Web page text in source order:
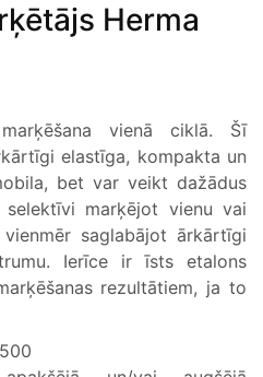
Herma
vienā ciklā. Šī
elastīga, kompakta un
bet var veikt dažādus
selektīvi marķējot vienu vai
saglabājot ārkārtīgi
Ierīce ir īsts etalons
rezultātiem, ja to